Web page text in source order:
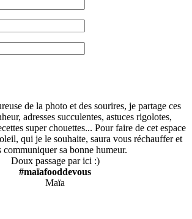
de la photo et des sourires, je partage ces
adresses succulentes, astuces rigolotes,
super chouettes... Pour faire de cet espace
qui je le souhaite, saura vous réchauffer et
communiquer sa bonne humeur.
Doux passage par ici :)
#maïafooddevous
Maïa